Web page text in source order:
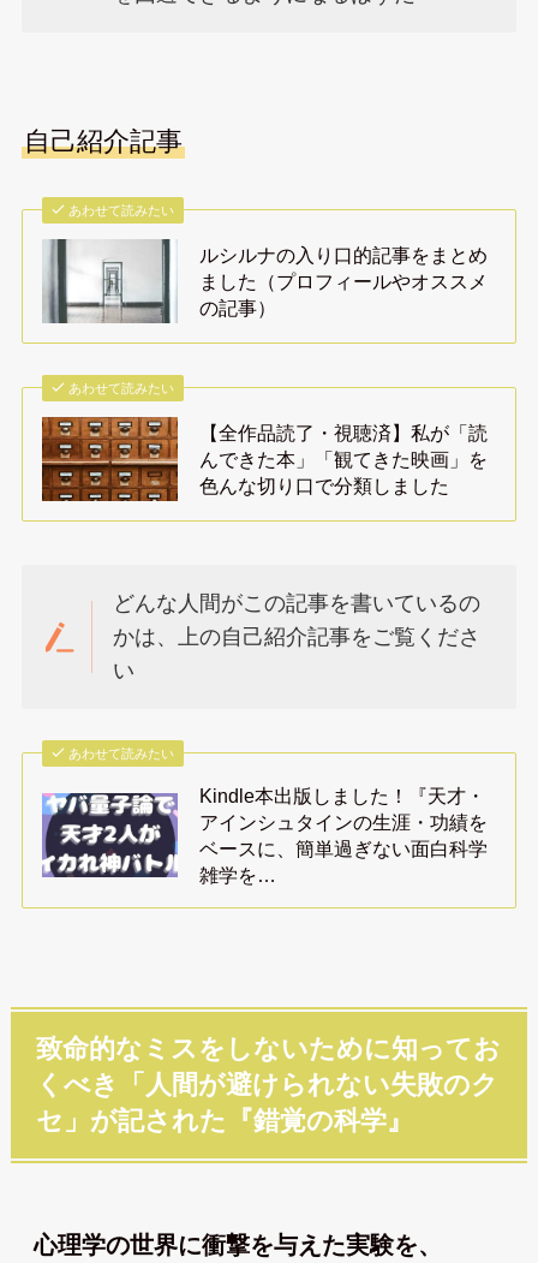
自己紹介記事
あわせて読みたい
ルシルナの入り口的記事をまとめ
ました（プロフィールやオススメ
の記事）
あわせて読みたい
【全作品読了・視聴済】私が「読
んできた本」「観てきた映画」を
色んな切り口で分類しました
どんな人間がこの記事を書いているの
かは、上の自己紹介記事をご覧くださ
い
あわせて読みたい
Kindle本出版しました！『天才・
アインシュタインの生涯・功績を
ベースに、簡単過ぎない面白科学
雑学を…
致命的なミスをしないために知ってお
くべき「人間が避けられない失敗のク
セ」が記された『錯覚の科学』
心理学の世界に衝撃を与えた実験を、